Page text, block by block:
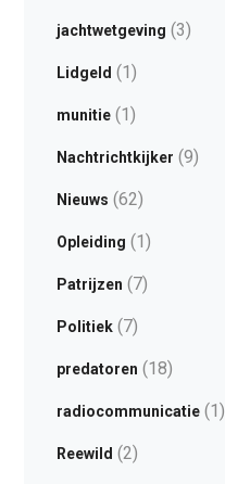
jachtwetgeving (3)
Lidgeld (1)
munitie(1)
Nachtrichtkijker (9)
Nieuws (62)
Opleiding (1)
Patrijzen (7)
Politiek(7)
predatoren (18)
radiocommunicatie(1)
Reewild (2)